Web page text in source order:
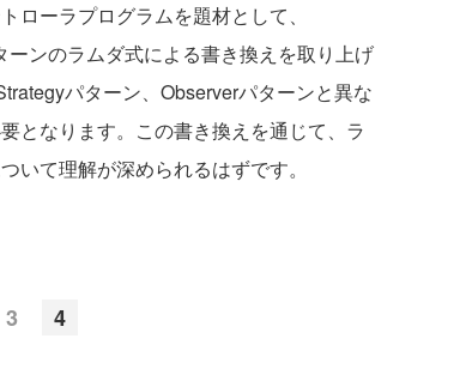
ーラプログラムを題材として、
ンのラムダ式による書き換えを取り上げ
パターン、Observerパターンと異な
となります。この書き換えを通じて、ラ
いて理解が深められるはずです。
3 4